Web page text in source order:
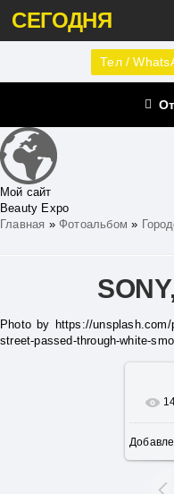
СЕГОДНЯ
Тел /
Мой сайт
Beauty Expo
Главная » Фотоальбом »
Photo by https://unsplash.com/
street-passed-through-white-